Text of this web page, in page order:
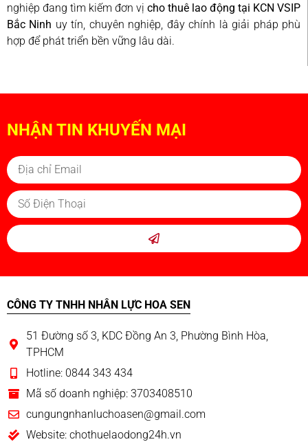
nghiệp đang tìm kiếm đơn vị cho thuê lao động tại KCN VSIP
Bắc Ninh uy tín, chuyên nghiệp, đây chính là giải pháp phù
hợp để phát triển bền vững lâu dài.
NHẬN TIN KHUYẾN MẠI
CÔNG TY TNHH NHÂN LỰC HOA SEN
51 Đường số 3, KDC Đồng An 3, Phường Bình Hòa,
TPHCM
Hotline: 0844 343 434
Mã số doanh nghiệp: 3703408510
cungungnhanluchoasen@gmail.com
Website: chothuelaodong24h.vn